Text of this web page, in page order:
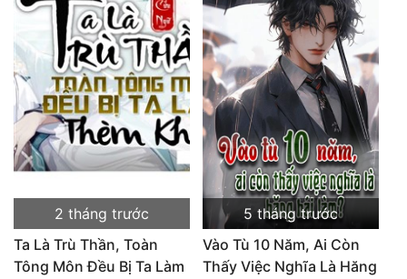
Sủng
Thanh Xuân
Tiên Hiệp
Tiểu Thuyết
Trinh Thám
Trùng Sinh
Trọng Sinh
2 tháng trước
Ta Là Trù Thần, Toàn
Tông Môn Đều Bị Ta Làm
5 tháng trước
Vào Tù 10 Năm, Ai Còn
Thấy Việc Nghĩa Là Hăng